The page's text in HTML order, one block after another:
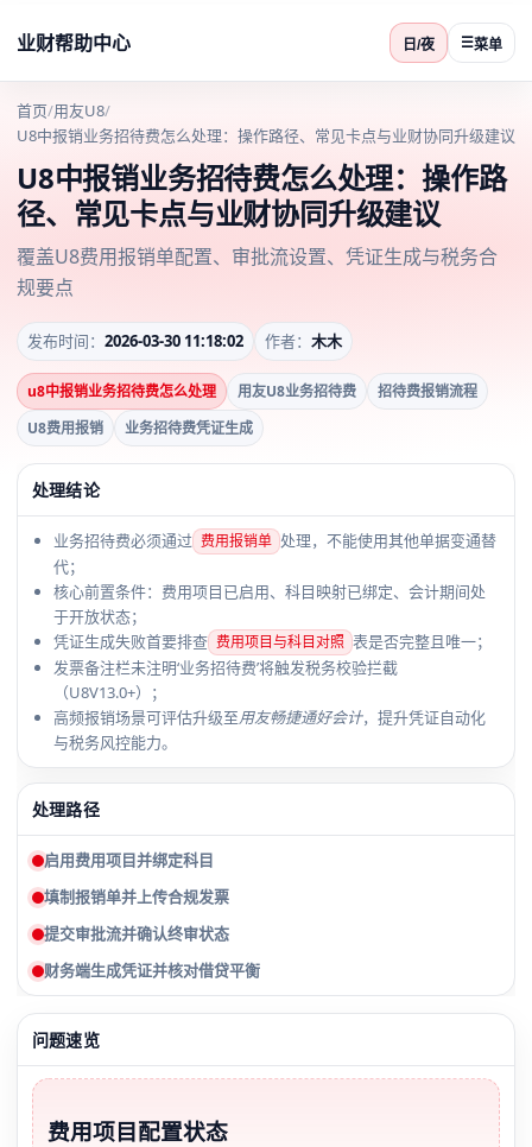
业财帮助中心 日/夜 ☰菜单
首页/用友U8/
U8中报销业务招待费怎么处理：操作路径、常见卡点与业财协同升级建议
U8中报销业务招待费怎么处理：操作路
径、常见卡点与业财协同升级建议
覆盖U8费用报销单配置、审批流设置、凭证生成与税务合
规要点
发布时间： 2026-03-30 11:18:02 作者： 木木
u8中报销业务招待费怎么处理 用友U8业务招待费
招待费报销流程
U8费用报销
业务招待费凭证生成
处理结论
业务招待费必须通过 费用报销单 处理，不能使用其他单据变通替
代；
核心前置条件：费用项目已启用、科目映射已绑定、会计期间处
于开放状态；
凭证生成失败首要排查 费用项目与科目对照 表是否完整且唯一；
发票备注栏未注明‘业务招待费’将触发税务校验拦截
（U8V13.0+）；
高频报销场景可评估升级至用友畅捷通好会计，提升凭证自动化
与税务风控能力。
处理路径
启用费用项目并绑定科目
填制报销单并上传合规发票
提交审批流并确认终审状态
财务端生成凭证并核对借贷平衡
问题速览
费用项目配置状态